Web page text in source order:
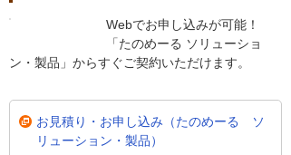
Webでお申し込みが可能！
「たのめーる ソリューショ
ン・製品」からすぐご契約いただけます。
お見積り・お申し込み（たのめーる ソ
リューション・製品）